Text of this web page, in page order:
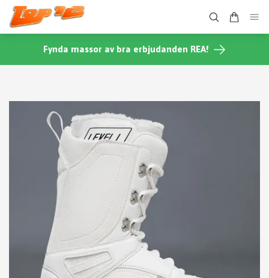
Fynda massor av bra erbjudanden REA!